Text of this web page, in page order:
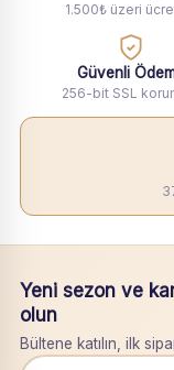
1.500₺ üzeri
Güvenli
256-bit SSL
Yeni sezon ve
olun
Bültene katılın, ilk